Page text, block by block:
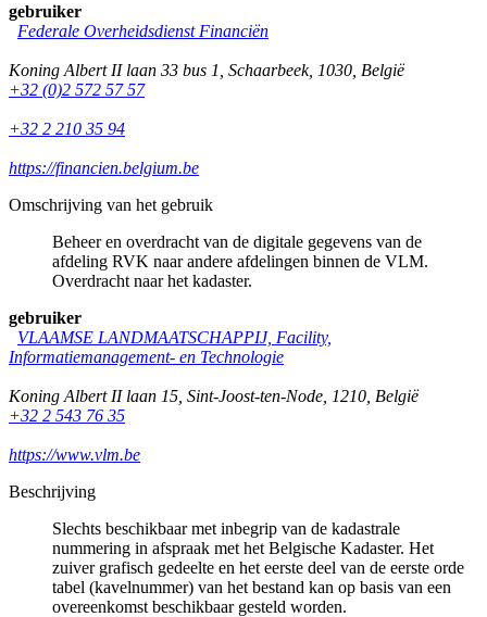
gebruiker
Federale Overheidsdienst Financiën
Koning Albert II laan 33 bus 1 Schaarbeek, 1030 België
+32 (0)2 572 57 57
+32 2 210 35 94
https://financien.belgium.be
Omschrijving van het gebruik
Beheer en overdracht van de digitale gegevens van de
afdeling RVK naar andere afdelingen binnen de VLM.
Overdracht naar het kadaster.
gebruiker
VLAAMSE LANDMAATSCHAPPIJ, Facility,
Informatiemanagement- en Technologie
Koning Albert II laan 15 Sint-Joost-ten-Node 1210 België
+32 2 543 76 35
https://www.vlm.be
Beschrijving
Slechts beschikbaar met inbegrip van de kadastrale
nummering in afspraak met het Belgische Kadaster. Het
zuiver grafisch gedeelte en het eerste deel van de eerste orde
tabel (kavelnummer) van het bestand kan op basis van een
overeenkomst beschikbaar gesteld worden.